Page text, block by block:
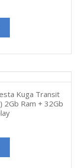
Kuga Transit
2Gb Ram + 32Gb